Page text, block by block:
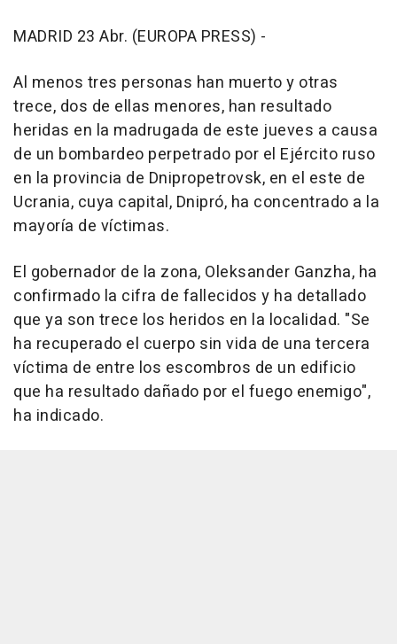
MADRID 23 Abr. (EUROPA PRESS) -
Al menos tres personas han muerto y otras
trece, dos de ellas menores, han resultado
heridas en la madrugada de este jueves a causa
de un bombardeo perpetrado por el Ejército ruso
en la provincia de Dnipropetrovsk, en el este de
Ucrania, cuya capital, Dnipró, ha concentrado a la
mayoría de víctimas.
El gobernador de la zona, Oleksander Ganzha, ha
confirmado la cifra de fallecidos y ha detallado
que ya son trece los heridos en la localidad. "Se
ha recuperado el cuerpo sin vida de una tercera
víctima de entre los escombros de un edificio
que ha resultado dañado por el fuego enemigo",
ha indicado.